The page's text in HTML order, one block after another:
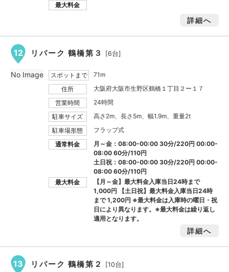
最大料金
詳細へ
12 リパーク 鶴橋第３ [6台]
スポットまで
71m
住所
大阪府大阪市生野区鶴橋１丁目２ー１７
営業時間
24時間
駐車サイズ
高さ2m、長さ5m、幅1.9m、重量2t
駐車場形態
フラップ式
通常料金
月～金：08:00-00:00 30分/220円 00:00-
08:00 60分/110円
土日祝：08:00-00:00 30分/220円 00:00-
08:00 60分/110円
最大料金
【月～金】最大料金入庫当日24時まで
1,000円
【土日祝】最大料金入庫当日24時
まで1,200円 ※最大料金は入庫時の曜日・祝
日により異なります。※最大料金は繰り返し
適用となります。
詳細へ
No Image
13 リパーク 鶴橋第２ [10台]